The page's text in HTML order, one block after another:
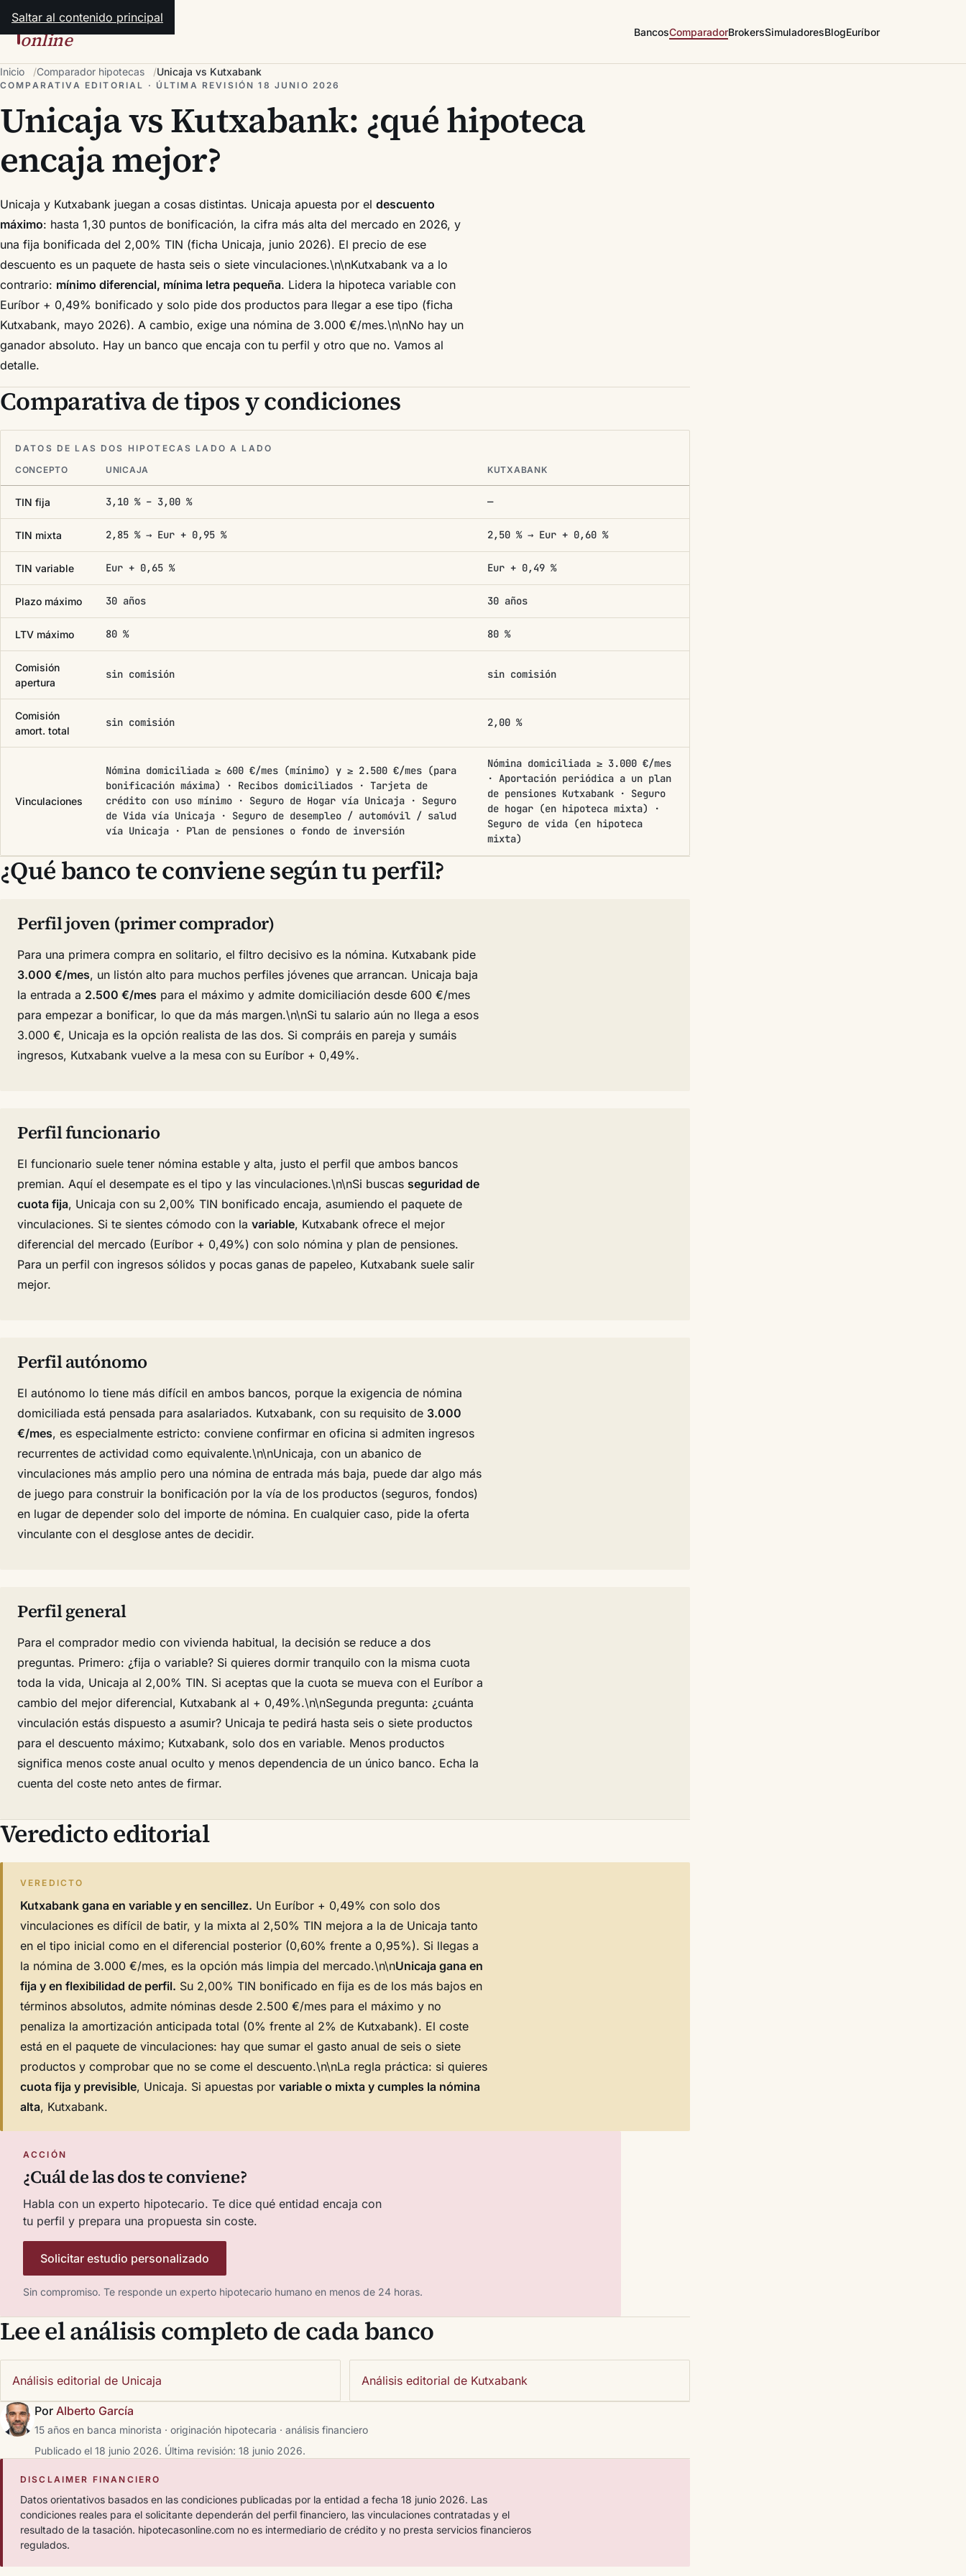
Saltar al contenido principal
hipotecas
online BancosComparadorBrokersSimuladoresBlogEuríbor
Inicio Comparador hipotecas Unicaja vs Kutxabank
COMPARATIVA EDITORIAL · ÚLTIMA REVISIÓN 18 JUNIO 2026
Unicaja vs Kutxabank: ¿qué hipoteca
encaja mejor?
Unicaja y Kutxabank juegan a cosas distintas. Unicaja apuesta por el descuento
máximo: hasta 1,30 puntos de bonificación, la cifra más alta del mercado en 2026, y
una fija bonificada del 2,00% TIN (ficha Unicaja, junio 2026). El precio de ese
descuento es un paquete de hasta seis o siete vinculaciones.\n\nKutxabank va a lo
contrario: mínimo diferencial, mínima letra pequeña. Lidera la hipoteca variable con
Euríbor + 0,49% bonificado y solo pide dos productos para llegar a ese tipo (ficha
Kutxabank, mayo 2026). A cambio, exige una nómina de 3.000 €/mes.\n\nNo hay un
ganador absoluto. Hay un banco que encaja con tu perfil y otro que no. Vamos al
detalle.
Comparativa de tipos y condiciones
DATOS DE LAS DOS HIPOTECAS LADO A LADO
CONCEPTO
UNICAJA KUTXABANK
TIN fija 3,10 % – 3,00 % —
TIN mixta 2,85 % → Eur + 0,95 % 2,50 % → Eur + 0,60 %
TIN variable Eur + 0,65 % Eur + 0,49 %
Plazo máximo 30 años 30 años
LTV máximo 80 % 80 %
Comisión
apertura
sin comisión sin comisión
Comisión
amort. total
sin comisión 2,00 %
Vinculaciones
Nómina domiciliada ≥ 600 €/mes (mínimo) y ≥ 2.500 €/mes (para
bonificación máxima) · Recibos domiciliados · Tarjeta de
crédito con uso mínimo · Seguro de Hogar vía Unicaja · Seguro
de Vida vía Unicaja · Seguro de desempleo / automóvil / salud
vía Unicaja · Plan de pensiones o fondo de inversión
Nómina domiciliada ≥ 3.000 €/mes
· Aportación periódica a un plan
de pensiones Kutxabank · Seguro
de hogar (en hipoteca mixta) ·
Seguro de vida (en hipoteca
mixta)
¿Qué banco te conviene según tu perfil?
Perfil joven (primer comprador)
Para una primera compra en solitario, el filtro decisivo es la nómina. Kutxabank pide
3.000 €/mes, un listón alto para muchos perfiles jóvenes que arrancan. Unicaja baja
la entrada a 2.500 €/mes para el máximo y admite domiciliación desde 600 €/mes
para empezar a bonificar, lo que da más margen.\n\nSi tu salario aún no llega a esos
3.000 €, Unicaja es la opción realista de las dos. Si compráis en pareja y sumáis
ingresos, Kutxabank vuelve a la mesa con su Euríbor + 0,49%.
Perfil funcionario
El funcionario suele tener nómina estable y alta, justo el perfil que ambos bancos
premian. Aquí el desempate es el tipo y las vinculaciones.\n\nSi buscas seguridad de
cuota fija, Unicaja con su 2,00% TIN bonificado encaja, asumiendo el paquete de
vinculaciones. Si te sientes cómodo con la variable, Kutxabank ofrece el mejor
diferencial del mercado (Euríbor + 0,49%) con solo nómina y plan de pensiones.
Para un perfil con ingresos sólidos y pocas ganas de papeleo, Kutxabank suele salir
mejor.
Perfil autónomo
El autónomo lo tiene más difícil en ambos bancos, porque la exigencia de nómina
domiciliada está pensada para asalariados. Kutxabank, con su requisito de 3.000
€/mes, es especialmente estricto: conviene confirmar en oficina si admiten ingresos
recurrentes de actividad como equivalente.\n\nUnicaja, con un abanico de
vinculaciones más amplio pero una nómina de entrada más baja, puede dar algo más
de juego para construir la bonificación por la vía de los productos (seguros, fondos)
en lugar de depender solo del importe de nómina. En cualquier caso, pide la oferta
vinculante con el desglose antes de decidir.
Perfil general
Para el comprador medio con vivienda habitual, la decisión se reduce a dos
preguntas. Primero: ¿fija o variable? Si quieres dormir tranquilo con la misma cuota
toda la vida, Unicaja al 2,00% TIN. Si aceptas que la cuota se mueva con el Euríbor a
cambio del mejor diferencial, Kutxabank al + 0,49%.\n\nSegunda pregunta: ¿cuánta
vinculación estás dispuesto a asumir? Unicaja te pedirá hasta seis o siete productos
para el descuento máximo; Kutxabank, solo dos en variable. Menos productos
significa menos coste anual oculto y menos dependencia de un único banco. Echa la
cuenta del coste neto antes de firmar.
Veredicto editorial
VEREDICTO
Kutxabank gana en variable y en sencillez. Un Euríbor + 0,49% con solo dos
vinculaciones es difícil de batir, y la mixta al 2,50% TIN mejora a la de Unicaja tanto
en el tipo inicial como en el diferencial posterior (0,60% frente a 0,95%). Si llegas a
la nómina de 3.000 €/mes, es la opción más limpia del mercado.\n\nUnicaja gana en
fija y en flexibilidad de perfil. Su 2,00% TIN bonificado en fija es de los más bajos en
términos absolutos, admite nóminas desde 2.500 €/mes para el máximo y no
penaliza la amortización anticipada total (0% frente al 2% de Kutxabank). El coste
está en el paquete de vinculaciones: hay que sumar el gasto anual de seis o siete
productos y comprobar que no se come el descuento.\n\nLa regla práctica: si quieres
cuota fija y previsible, Unicaja. Si apuestas por variable o mixta y cumples la nómina
alta, Kutxabank.
ACCIÓN
¿Cuál de las dos te conviene?
Habla con un experto hipotecario. Te dice qué entidad encaja con
tu perfil y prepara una propuesta sin coste.
Solicitar estudio personalizado
Sin compromiso. Te responde un experto hipotecario humano en menos de 24 horas.
Lee el análisis completo de cada banco
Análisis editorial de Unicaja Análisis editorial de Kutxabank
Por Alberto García
15 años en banca minorista · originación hipotecaria · análisis financiero
Publicado el 18 junio 2026. Última revisión: 18 junio 2026.
DISCLAIMER FINANCIERO
Datos orientativos basados en las condiciones publicadas por la entidad a fecha 18 junio 2026. Las
condiciones reales para el solicitante dependerán del perfil financiero, las vinculaciones contratadas y el
resultado de la tasación. hipotecasonline.com no es intermediario de crédito y no presta servicios financieros
regulados.